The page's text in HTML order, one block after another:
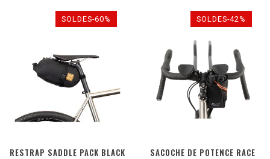
SOLDES-60%
RESTRAP SADDLE PACK BLACK
SOLDES-42%
SACOCHE DE POTENCE RACE